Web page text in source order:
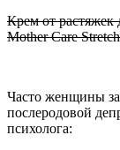
Крем от
Mother Care Stretch
Часто женщины
послеродовой
психолога: